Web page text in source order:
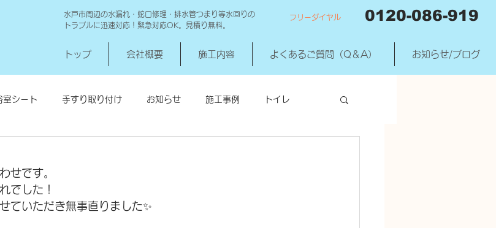
水戸市周辺の水漏れ・蛇口修理・排水管つまり等水回りの
トラブルに迅速対応！緊急対応OK。見積り無料。
フリーダイヤル 0120-086-919
トップ 会社概要 施工内容 よくあるご質問（Q＆A） お知らせ/ブログ
室シート 手すり取り付け お知らせ 施工事例 トイレ
せです。
でした！
ていただき無事直りました✨